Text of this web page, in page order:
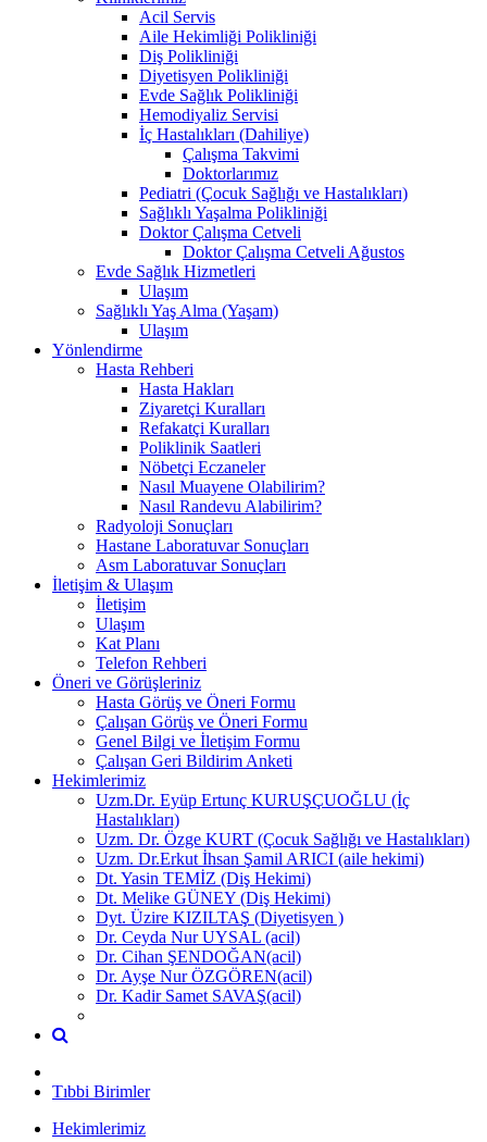
Acil Servis
Aile Hekimliği Polikliniği
Diş Polikliniği
Diyetisyen Polikliniği
Evde Sağlık Polikliniği
Hemodiyaliz Servisi
İç Hastalıkları (Dahiliye)
Çalışma Takvimi
Doktorlarımız
Pediatri (Çocuk Sağlığı ve Hastalıkları)
Sağlıklı Yaşalma Polikliniği
Doktor Çalışma Cetveli
Doktor Çalışma Cetveli Ağustos
Evde Sağlık Hizmetleri
Ulaşım
Sağlıklı Yaş Alma (Yaşam)
Ulaşım
Yönlendirme
Hasta Rehberi
Hasta Hakları
Ziyaretçi Kuralları
Refakatçi Kuralları
Poliklinik Saatleri
Nöbetçi Eczaneler
Nasıl Muayene Olabilirim?
Nasıl Randevu Alabilirim?
Radyoloji Sonuçları
Hastane Laboratuvar Sonuçları
Asm Laboratuvar Sonuçları
İletişim & Ulaşım
İletişim
Ulaşım
Kat Planı
Telefon Rehberi
Öneri ve Görüşleriniz
Hasta Görüş ve Öneri Formu
Çalışan Görüş ve Öneri Formu
Genel Bilgi ve İletişim Formu
Çalışan Geri Bildirim Anketi
Hekimlerimiz
Uzm.Dr. Eyüp Ertunç KURUŞÇUOĞLU (İç
Hastalıkları)
Uzm. Dr. Özge KURT (Çocuk Sağlığı ve Hastalıkları)
Uzm. Dr.Erkut İhsan Şamil ARICI (aile hekimi)
Dt. Yasin TEMİZ (Diş Hekimi)
Dt. Melike GÜNEY (Diş Hekimi)
Dyt. Üzire KIZILTAŞ (Diyetisyen )
Dr. Ceyda Nur UYSAL (acil)
Dr. Cihan ŞENDOĞAN(acil)
Dr. Ayşe Nur ÖZGÖREN(acil)
Dr. Kadir Samet SAVAŞ(acil)
Tıbbi Birimler
Hekimlerimiz